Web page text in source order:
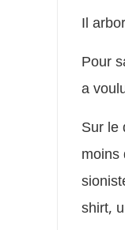
Il
Pour
a
Sur
shirt,